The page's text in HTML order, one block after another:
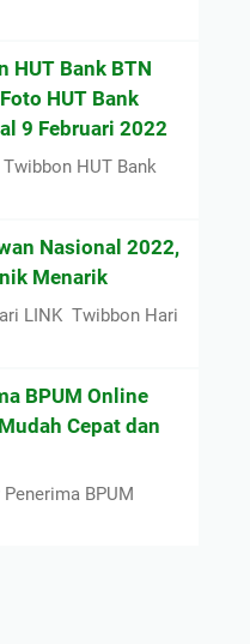
HUT Bank BTN
HUT Bank
9 Februari 2022
HUT Bank
Nasional 2022,
Menarik
LINK Twibbon Hari
BPUM Online
Cepat dan
BPUM